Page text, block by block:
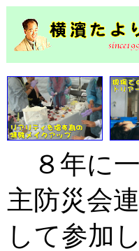
８年に一
主防災会
して参加